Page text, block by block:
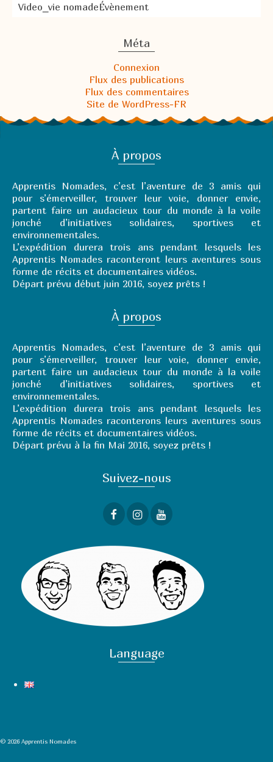
Video_vie nomadeÉvènement
Méta
Connexion
Flux des publications
Flux des commentaires
Site de WordPress-FR
À propos
Apprentis Nomades, c’est l’aventure de 3 amis qui
pour s’émerveiller, trouver leur voie, donner envie,
partent faire un audacieux tour du monde à la voile
jonché d’initiatives solidaires, sportives et
environnementales.
L’expédition durera trois ans pendant lesquels les
Apprentis Nomades raconteront leurs aventures sous
forme de récits et documentaires vidéos.
Départ prévu début juin 2016, soyez prêts !
À propos
Apprentis Nomades, c’est l’aventure de 3 amis qui
pour s’émerveiller, trouver leur voie, donner envie,
partent faire un audacieux tour du monde à la voile
jonché d’initiatives solidaires, sportives et
environnementales.
L’expédition durera trois ans pendant lesquels les
Apprentis Nomades raconterons leurs aventures sous
forme de récits et documentaires vidéos.
Départ prévu à la fin Mai 2016, soyez prêts !
Suivez-nous
Language
© 2026 Apprentis Nomades